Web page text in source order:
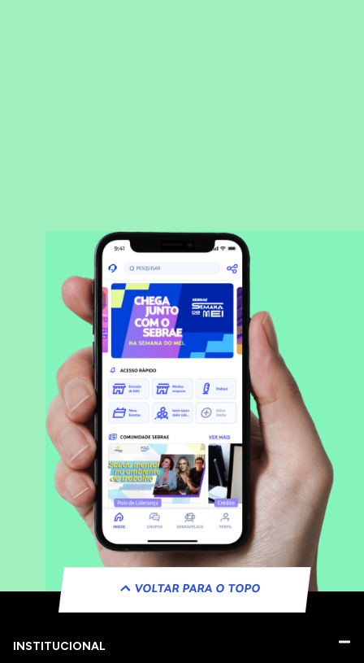
VOLTAR PARA O TOPO
INSTITUCIONAL